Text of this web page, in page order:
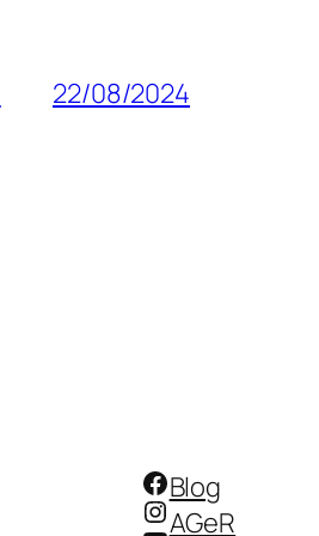
22/08/2024
Facebook
Instagram
Blog
AGeR